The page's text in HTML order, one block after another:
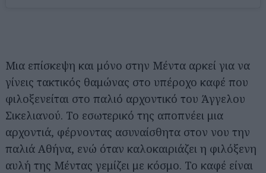
Μια επίσκεψη και μόνο στην Μέντα αρκεί για να
γίνεις τακτικός θαμώνας στο υπέροχο καφέ που
φιλοξενείται στο παλιό αρχοντικό του Άγγελου
Σικελιανού. Το εσωτερικό της αποπνέει μια
αρχοντιά, φέρνοντας ασυναίσθητα στον νου την
παλιά Αθήνα, ενώ όταν καλοκαιριάζει η φιλόξενη
αυλή της Μέντας γεμίζει με κόσμο. Το καφέ είναι